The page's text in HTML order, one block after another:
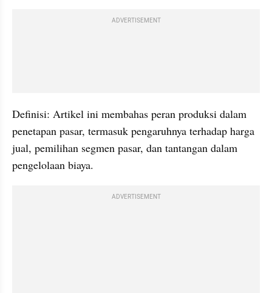
ADVERTISEMENT
Definisi: Artikel ini membahas peran produksi dalam
penetapan pasar, termasuk pengaruhnya terhadap harga
jual, pemilihan segmen pasar, dan tantangan dalam
pengelolaan biaya.
ADVERTISEMENT